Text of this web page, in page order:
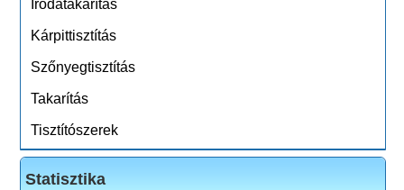
Irodatakarítás
Kárpittisztítás
Szőnyegtisztítás
Takarítás
Tisztítószerek
Statisztika